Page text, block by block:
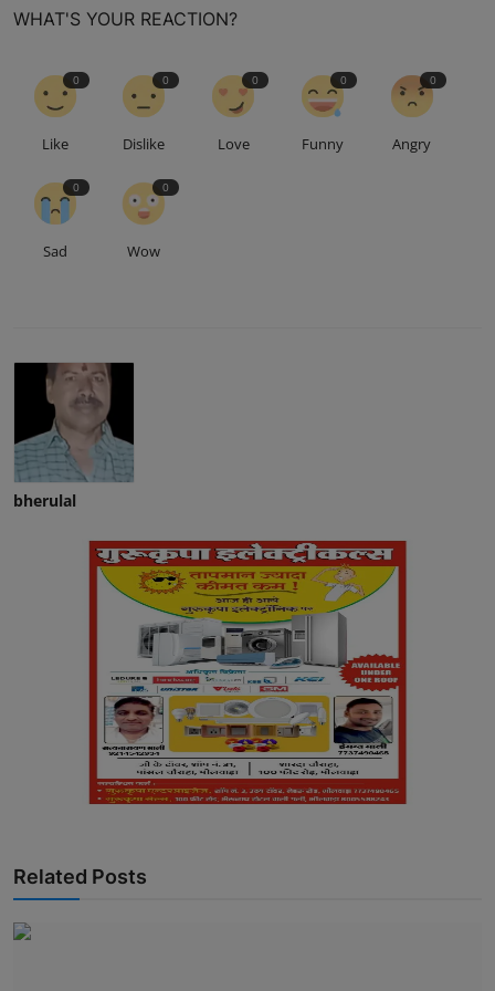
WHAT'S YOUR REACTION?
0
Like
0
Dislike
0
Love
0
Funny
0
Angry
0
Sad
0
Wow
bherulal
Related Posts